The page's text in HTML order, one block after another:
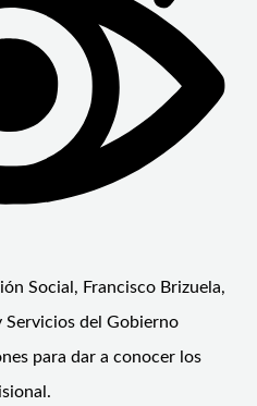
Social, Francisco Brizuela,
del Gobierno
para dar a conocer los